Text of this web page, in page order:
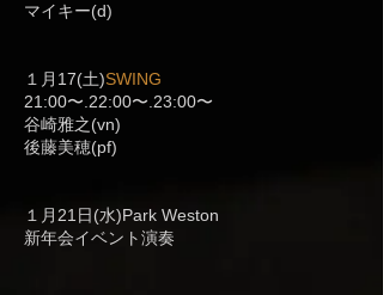
マイキー(d)
１月17(土)SWING
21:00〜.22:00〜.23:00〜
谷崎雅之(vn)
後藤美穂(pf)
１月21日(水)Park Weston
新年会イベント演奏